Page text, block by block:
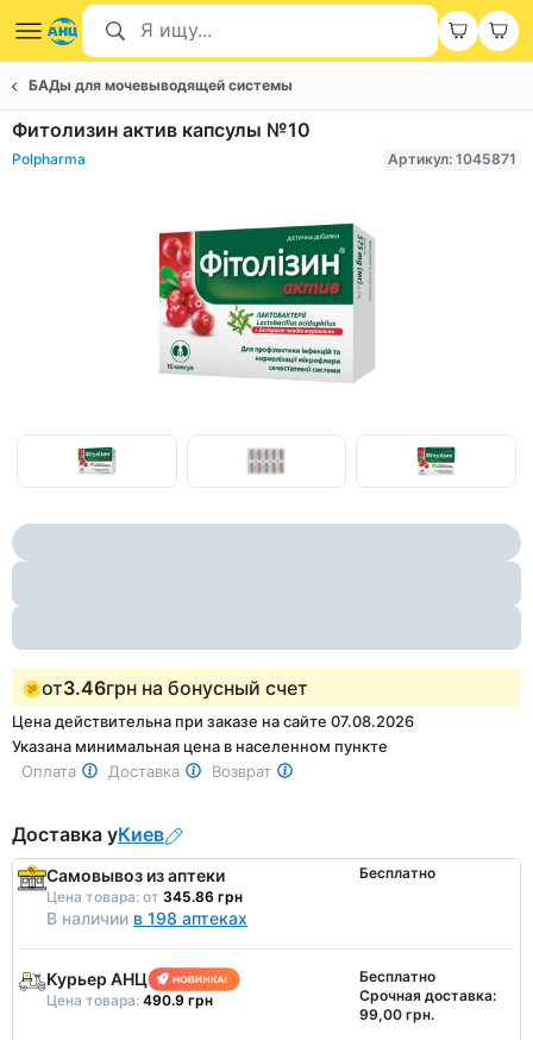
БАДы для мочевыводящей системы
Фитолизин актив капсулы №10
Polpharma Артикул: 1045871
Item
of
1
of
от3.46грн на бонусный счет
Цена действительна при заказе на сайте 07.08.2026
Указана минимальная цена в населенном пункте
Оплата
Доставка Возврат
Доставка уКиев
Самовывоз из аптеки
Цена товара: от 345.86 грн
В наличии в 198 аптеках
Бесплатно
Курьер АНЦ
Цена товара: 490.9 грн
Бесплатно
Срочная доставка:
99,00 грн.